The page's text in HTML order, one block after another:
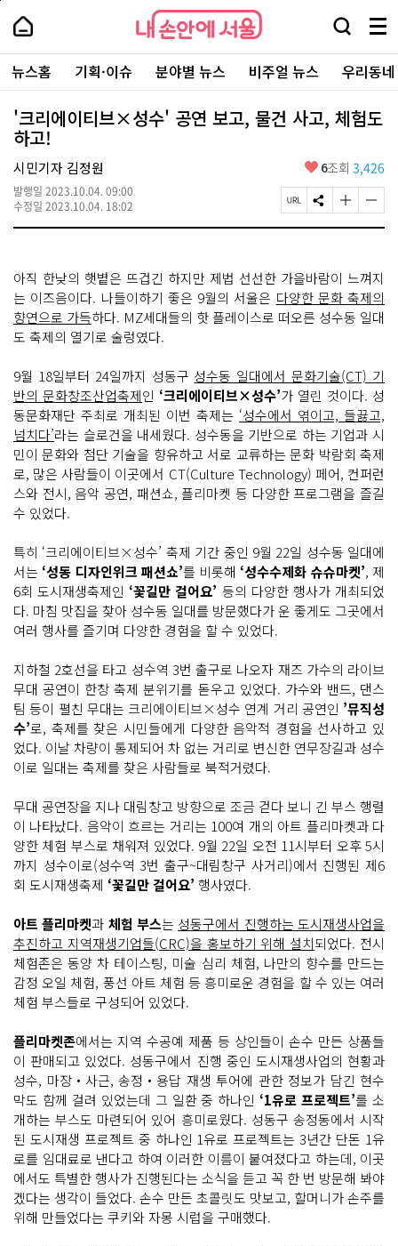
본
로
가
내
손
안
에
서
울
-
서
울
시
대
표
소
통
포
내
손
에
울
검
창
열
기
메
뉴
전
체
보
기
주
요
서
뉴스홈 기획·이슈 분야별 뉴스 비주얼 뉴스 우리동
'크리에이티브×성수' 공연 보고, 물건 사고, 체험도
하고!
시민기자 김정원
발행일 2023.10.04. 09:00
수정일 2023.10.04. 18:02
좋
요
6조회 3,426
페
이
L
복
사
S
N
유
하
기
글
자
게
변
경
하
글
자
작
게
변
경
하
아직 한낮의 햇볕은 뜨겁긴 하지만 제법 선선한 가을바람이 느껴지
는 이즈음이다. 나들이하기 좋은 9월의 서울은 다양한 문화 축제의
향연으로 가득하다. MZ세대들의 핫 플레이스로 떠오른 성수동 일대
도 축제의 열기로 술렁였다.
9월 18일부터 24일까지 성동구 성수동 일대에서 문화기술(CT) 기
반의 문화창조산업축제인 ‘크리에이티브×성수’가 열린 것이다. 성
동문화재단 주최로 개최된 이번 축제는 ‘성수에서 엮이고, 들끓고,
넘치다’라는 슬로건을 내세웠다. 성수동을 기반으로 하는 기업과 시
민이 문화와 첨단 기술을 향유하고 서로 교류하는 문화 박람회 축제
로, 많은 사람들이 이곳에서 CT(Culture Technology) 페어, 컨퍼런
스와 전시, 음악 공연, 패션쇼, 플리마켓 등 다양한 프로그램을 즐길
수 있었다.
특히 ‘크리에이티브×성수’ 축제 기간 중인 9월 22일 성수동 일대에
서는 ‘성동 디자인위크 패션쇼’를 비롯해 ‘성수수제화 슈슈마켓’, 제
6회 도시재생축제인 ‘꽃길만 걸어요’ 등의 다양한 행사가 개최되었
다. 마침 맛집을 찾아 성수동 일대를 방문했다가 운 좋게도 그곳에서
여러 행사를 즐기며 다양한 경험을 할 수 있었다.
지하철 2호선을 타고 성수역 3번 출구로 나오자 재즈 가수의 라이브
무대 공연이 한창 축제 분위기를 돋우고 있었다. 가수와 밴드, 댄스
팀 등이 펼친 무대는 크리에이티브×성수 연계 거리 공연인 ’뮤직성
수’로, 축제를 찾은 시민들에게 다양한 음악적 경험을 선사하고 있
었다. 이날 차량이 통제되어 차 없는 거리로 변신한 연무장길과 성수
이로 일대는 축제를 찾은 사람들로 북적거렸다.
무대 공연장을 지나 대림창고 방향으로 조금 걷다 보니 긴 부스 행렬
이 나타났다. 음악이 흐르는 거리는 100여 개의 아트 플리마켓과 다
양한 체험 부스로 채워져 있었다. 9월 22일 오전 11시부터 오후 5시
까지 성수이로(성수역 3번 출구~대림창구 사거리)에서 진행된 제6
회 도시재생축제 ‘꽃길만 걸어요’ 행사였다.
아트 플리마켓과 체험 부스는 성동구에서 진행하는 도시재생사업을
추진하고 지역재생기업들(CRC)을 홍보하기 위해 설치되었다. 전시
체험존은 동양 차 테이스팅, 미술 심리 체험, 나만의 향수를 만드는
감정 오일 체험, 풍선 아트 체험 등 흥미로운 경험을 할 수 있는 여러
체험 부스들로 구성되어 있었다.
플리마켓존에서는 지역 수공예 제품 등 상인들이 손수 만든 상품들
이 판매되고 있었다. 성동구에서 진행 중인 도시재생사업의 현황과
성수, 마장‧사근, 송정‧용답 재생 투어에 관한 정보가 담긴 현수
막도 함께 걸려 있었는데 그 일환 중 하나인 ‘1유로 프로젝트’를 소
개하는 부스도 마련되어 있어 흥미로웠다. 성동구 송정동에서 시작
된 도시재생 프로젝트 중 하나인 1유로 프로젝트는 3년간 단돈 1유
로를 임대료로 낸다고 하여 이러한 이름이 붙여졌다고 하는데, 이곳
에서도 특별한 행사가 진행된다는 소식을 듣고 꼭 한 번 방문해 봐야
겠다는 생각이 들었다. 손수 만든 초콜릿도 맛보고, 할머니가 손주를
위해 만들었다는 쿠키와 자몽 시럽을 구매했다.
페
상
단
로